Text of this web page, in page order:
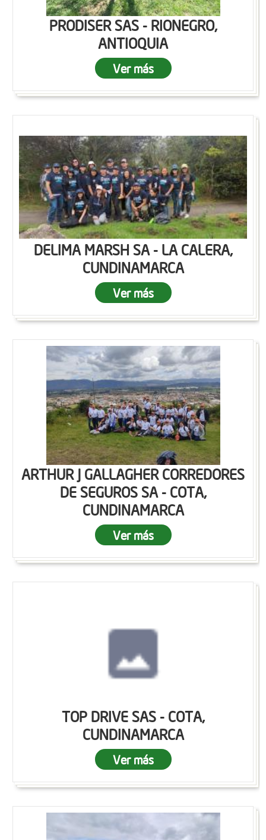
PRODISER SAS - RIONEGRO,
ANTIOQUIA
Ver más
DELIMA MARSH SA - LA CALERA,
CUNDINAMARCA
Ver más
ARTHUR J GALLAGHER CORREDORES
DE SEGUROS SA - COTA,
CUNDINAMARCA
Ver más
TOP DRIVE SAS - COTA,
CUNDINAMARCA
Ver más